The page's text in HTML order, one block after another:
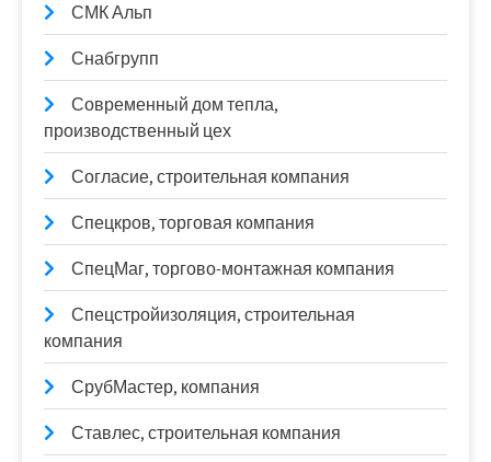
СМК Альп
Снабгрупп
Современный дом тепла,
производственный цех
Согласие, строительная компания
Спецкров, торговая компания
СпецМаг, торгово-монтажная компания
Спецстройизоляция, строительная
компания
СрубМастер, компания
Ставлес, строительная компания